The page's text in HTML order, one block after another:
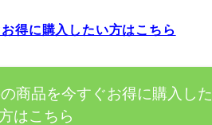
得に購入したい方はこちら
商品を今すぐお得に購入した
はこちら